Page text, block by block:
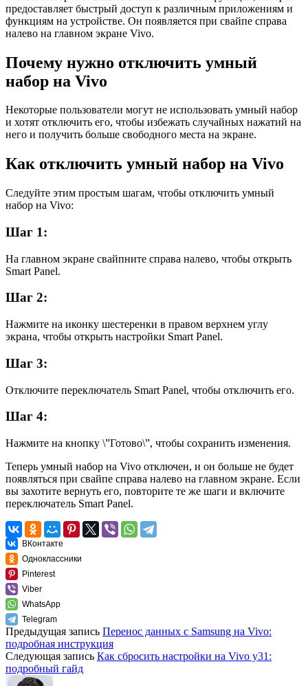
предоставляет быстрый доступ к различным приложениям и
функциям на устройстве. Он появляется при свайпе справа
налево на главном экране Vivo.
Почему нужно отключить умный
набор на Vivo
Некоторые пользователи могут не использовать умный набор
и хотят отключить его, чтобы избежать случайных нажатий на
него и получить больше свободного места на экране.
Как отключить умный набор на Vivo
Следуйте этим простым шагам, чтобы отключить умный
набор на Vivo:
Шаг 1:
На главном экране свайпните справа налево, чтобы открыть
Smart Panel.
Шаг 2:
Нажмите на иконку шестеренки в правом верхнем углу
экрана, чтобы открыть настройки Smart Panel.
Шаг 3:
Отключите переключатель Smart Panel, чтобы отключить его.
Шаг 4:
Нажмите на кнопку \”Готово\”, чтобы сохранить изменения.
Теперь умный набор на Vivo отключен, и он больше не будет
появляться при свайпе справа налево на главном экране. Если
вы захотите вернуть его, повторите те же шаги и включите
переключатель Smart Panel.
ВКонтакте
Одноклассники
Pinterest
Viber
WhatsApp
Telegram
Предыдущая запись Перенос данных с Samsung на Vivo:
подробная инструкция
Следующая запись Как сбросить настройки на Vivo y31:
подробный гайд